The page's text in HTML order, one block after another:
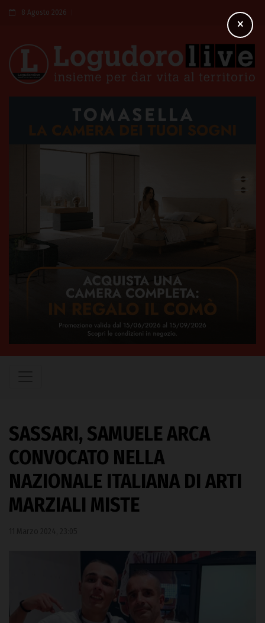
8 Agosto 2026
SASSARI, SAMUELE ARCA
CONVOCATO NELLA
NAZIONALE ITALIANA DI ARTI
MARZIALI MISTE
×